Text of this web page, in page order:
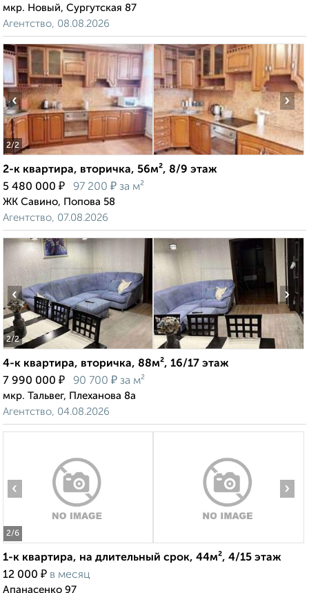
мкр. Новый, Сургутская 87
Агентство, 08.08.2026
2/2
‹ ›
2-к квартира, вторичка, 56м², 8/9 этаж
5 480 000 ₽ 97 200 ₽ за м²
ЖК Савино, Попова 58
Агентство, 07.08.2026
2/2
‹ ›
4-к квартира, вторичка, 88м², 16/17 этаж
7 990 000 ₽ 90 700 ₽ за м²
мкр. Тальвег, Плеханова 8а
Агентство, 04.08.2026
2/6
‹ ›
1-к квартира, на длительный срок, 44м², 4/15 этаж
12 000 ₽ в месяц
Апанасенко 97